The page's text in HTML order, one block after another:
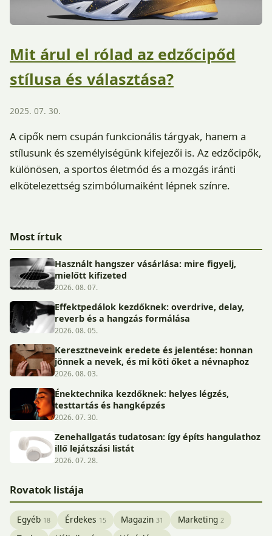
Mit árul el rólad az edzőcipőd
stílusa és választása?
2025. 07. 30.
A cipők nem csupán funkcionális tárgyak, hanem a
stílusunk és személyiségünk kifejezői is. Az edzőcipők,
különösen, a sportos életmód és a mozgás iránti
elkötelezettség szimbólumaiként lépnek színre.
Most írtuk
Használt hangszer vásárlása: mire figyelj,
mielőtt kifizeted
2026. 08. 07.
Effektpedálok kezdőknek: overdrive, delay,
reverb és a hangzás formálása
2026. 08. 05.
Keresztneveink eredete és jelentése: honnan
jönnek a nevek, és mi köti őket a névnaphoz
2026. 08. 03.
Énektechnika kezdőknek: helyes légzés,
testtartás és hangképzés
2026. 07. 30.
Zenehallgatás tudatosan: így építs hangulathoz
illő lejátszási listát
2026. 07. 28.
Rovatok listája
Egyéb 18 Érdekes 15 Magazin 31 Marketing 2